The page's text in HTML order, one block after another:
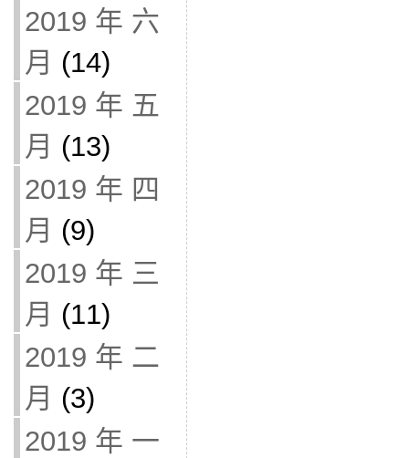
2019 年 六
月 (14)
2019 年 五
月 (13)
2019 年 四
月 (9)
2019 年 三
月 (11)
2019 年 二
月 (3)
2019 年 一